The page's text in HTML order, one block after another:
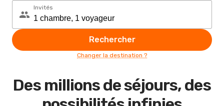
Invités
Rechercher
Changer la destination ?
Des millions de séjours, des